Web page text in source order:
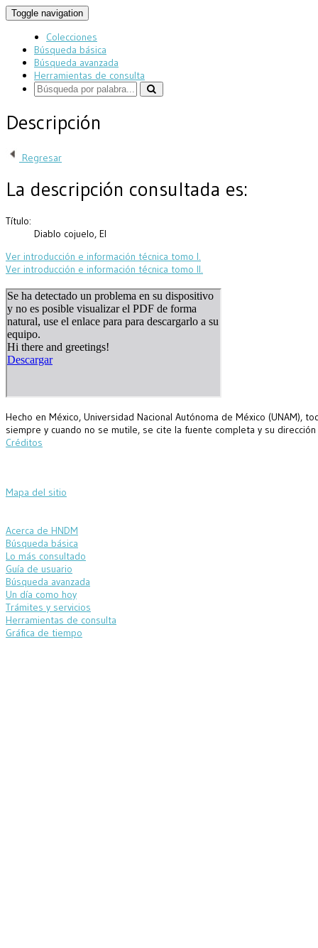
Toggle navigation
Colecciones
Búsqueda básica
Búsqueda avanzada
Herramientas de consulta
Descripción
Regresar
La descripción consultada es:
Título:
Diablo cojuelo, El
Ver introducción e información técnica tomo I.
Ver introducción e información técnica tomo II.
Hecho en México, Universidad Nacional Autónoma de México
siempre y cuando no se mutile, se cite la fuente completa y su
Créditos
Mapa del sitio
Acerca de HNDM
Búsqueda básica
Lo más consultado
Guía de usuario
Búsqueda avanzada
Un día como hoy
Trámites y servicios
Herramientas de consulta
Gráfica de tiempo